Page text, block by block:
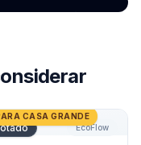
2
Solar 3600W
EcoFlow
CASA GRANDE